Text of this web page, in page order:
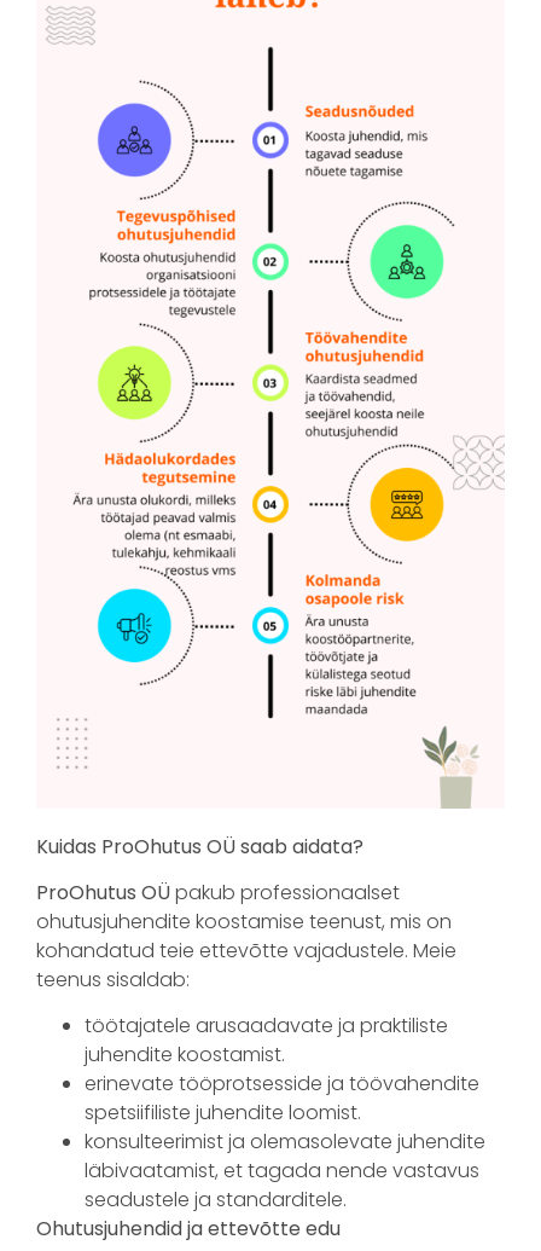
Kuidas ProOhutus OÜ saab aidata?
ProOhutus OÜpakub professionaalset
ohutusjuhendite koostamise teenust, mis on
kohandatud teie ettevõtte vajadustele. Meie
teenus sisaldab:
töötajatele arusaadavate ja praktiliste
juhendite koostamist.
erinevate tööprotsesside ja töövahendite
spetsiifiliste juhendite loomist.
konsulteerimist ja olemasolevate juhendite
läbivaatamist, et tagada nende vastavus
seadustele ja standarditele.
Ohutusjuhendid ja ettevõtte edu